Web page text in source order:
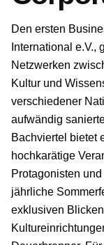
Den ersten
International e.V.,
Netzwerken
Kultur und
verschiedener
aufwändig
Bachviertel bietet
hochkarätige
Protagonisten
jährliche
exklusiven